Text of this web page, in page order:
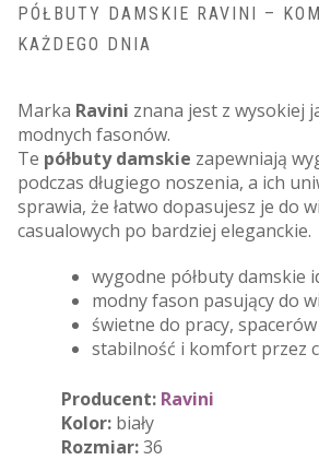
PÓŁBUTY DAMSKIE RAVINI –
KAŻDEGO DNIA
Marka Ravini znana jest z wysokiej
modnych fasonów.
Te półbuty damskie zapewniają
podczas długiego noszenia, a ich
sprawia, że łatwo dopasujesz je do
casualowych po bardziej eleganckie.
wygodne półbuty damskie
modny fason pasujący do
świetne do pracy,
stabilność i komfort przez
Producent: Ravini
Kolor: biały
Rozmiar:36